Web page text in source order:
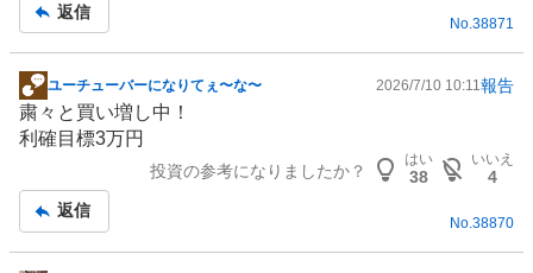
返信
No.38871
掲
示
板
ユーチューバーになりてぇ〜な〜 2026/7/10 10:11報告
粛々と買い増し中！
利確目標3万円
投資の参考になりましたか？
はい
38
いいえ
4
返信
No. 38870